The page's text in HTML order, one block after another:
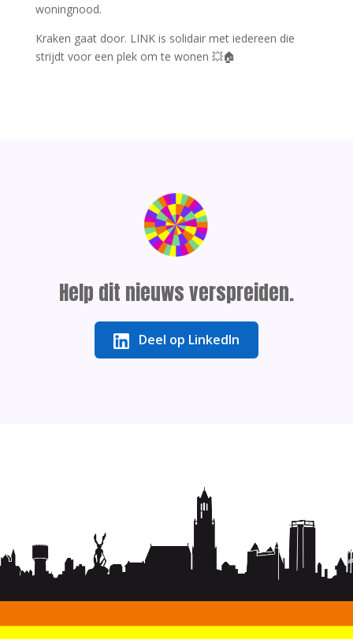
woningnood.
Kraken gaat door. LINK is solidair met iedereen die
strijdt voor een plek om te wonen 💥🏠
Help dit nieuws verspreiden.
Deel op LinkedIn